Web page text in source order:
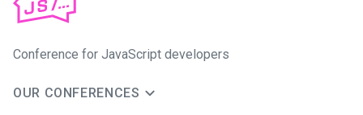
Conference for JavaScript developers
OUR CONFERENCES